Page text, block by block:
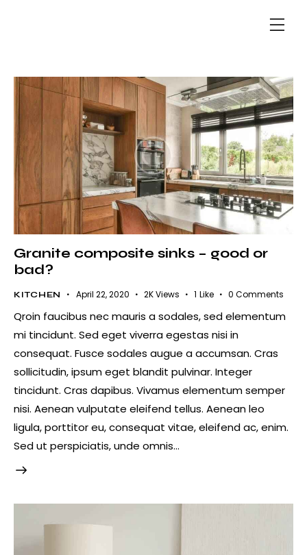
Granite composite sinks – good or
bad?
KITCHEN April 22, 2020 2K Views 1 Like 0 Comments
Qroin faucibus nec mauris a sodales, sed elementum
mi tincidunt. Sed eget viverra egestas nisi in
consequat. Fusce sodales augue a accumsan. Cras
sollicitudin, ipsum eget blandit pulvinar. Integer
tincidunt. Cras dapibus. Vivamus elementum semper
nisi. Aenean vulputate eleifend tellus. Aenean leo
ligula, porttitor eu, consequat vitae, eleifend ac, enim.
Sed ut perspiciatis, unde omnis…